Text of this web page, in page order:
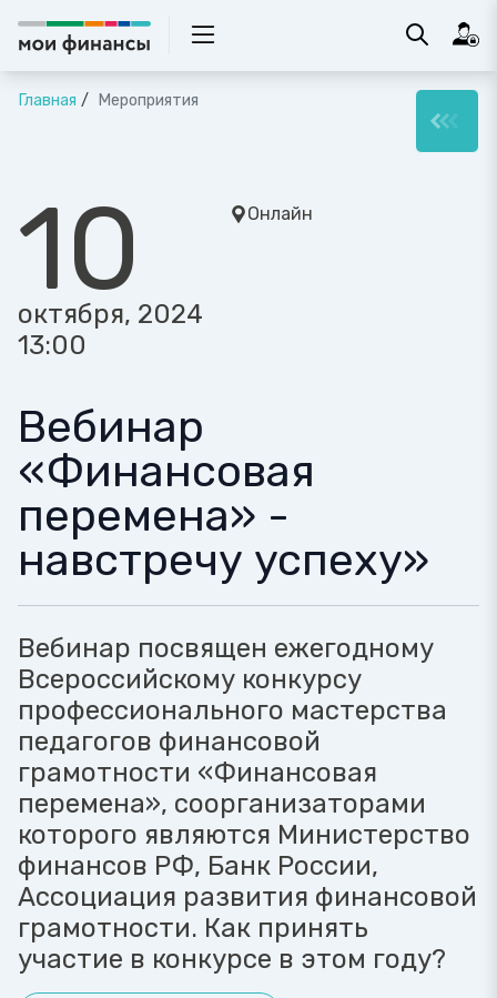
Главная Мероприятия
10
октября, 2024
13:00
Онлайн
Вебинар
«Финансовая
перемена» -
навстречу успеху»
Вебинар посвящен ежегодному
Всероссийскому конкурсу
профессионального мастерства
педагогов финансовой
грамотности «Финансовая
перемена», соорганизаторами
которого являются Министерство
финансов РФ, Банк России,
Ассоциация развития финансовой
грамотности. Как принять
участие в конкурсе в этом году?